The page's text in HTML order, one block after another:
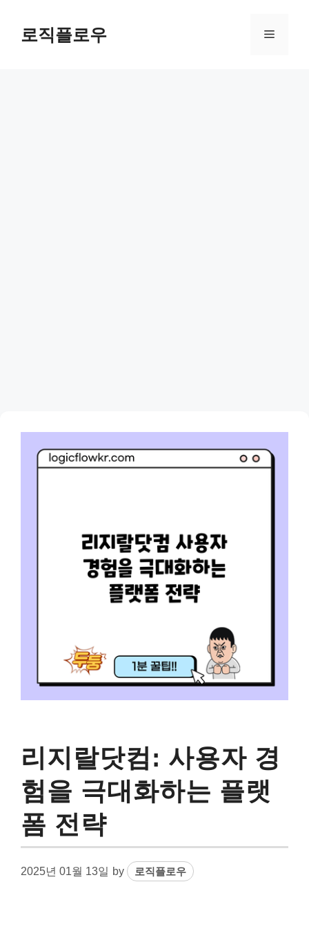
content로직플로우 Menu
리지랄닷컴: 사용자 경
험을 극대화하는 플랫
폼 전략
2025년 01월 13일 by 로직플로우